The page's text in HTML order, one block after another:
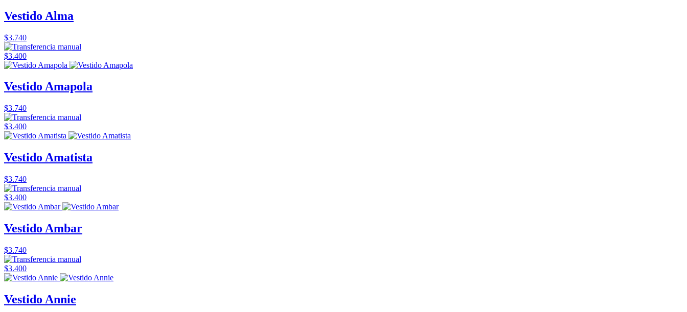
Vestido Alma
$3.740
$3.400
Vestido Amapola
$3.740
$3.400
Vestido Amatista
$3.740
$3.400
Vestido Ambar
$3.740
$3.400
Vestido Annie